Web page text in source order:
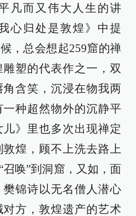
凡而又伟大人生的讲
心归处是敦煌》中提
，总会想起259窟的禅
塑的代表作之一，双
含笑，沉浸在物我两
种超然物外的沉静平
》里也多次出现禅定
煌，顾不上洗去路上
唤”到洞窟，又如，面
锦诗以无名僧人潜心
方，敦煌遗产的艺术